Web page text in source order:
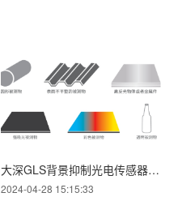
大深GLS背景抑制光电传感器应用广泛
2024-04-28 15:15:33